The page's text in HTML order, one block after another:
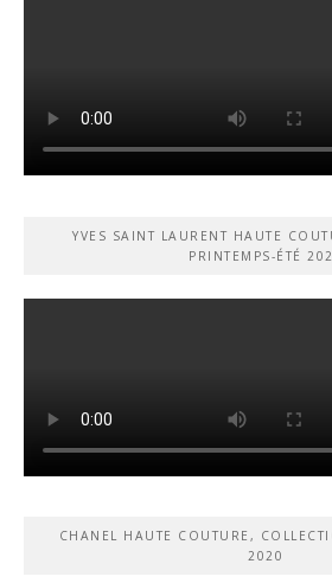
YVES SAINT LAURENT HAUTE
PRINTEMPS-ÉTÉ
CHANEL HAUTE COUTURE,
2020